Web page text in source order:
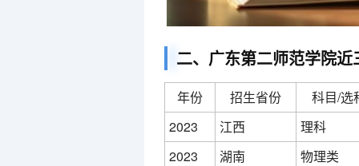
二、广东第二师范学院
年份 招生省份
科目/选
2023
江西
理科
2023
湖南
物理类